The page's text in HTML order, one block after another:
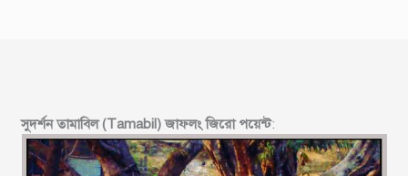
সুদর্শন তামাবিল (Tamabil) জাফলং জিরো পয়েন্ট: